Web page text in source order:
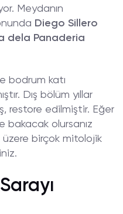
Meydanın
Diego Sillero
dela Panaderia
bodrum katı
Dış bölüm yıllar
restore edilmiştir. Eğer
bakacak olursanız
birçok mitolojik